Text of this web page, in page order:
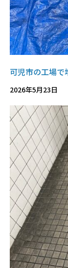
可児市の工場で
2026年5月23日